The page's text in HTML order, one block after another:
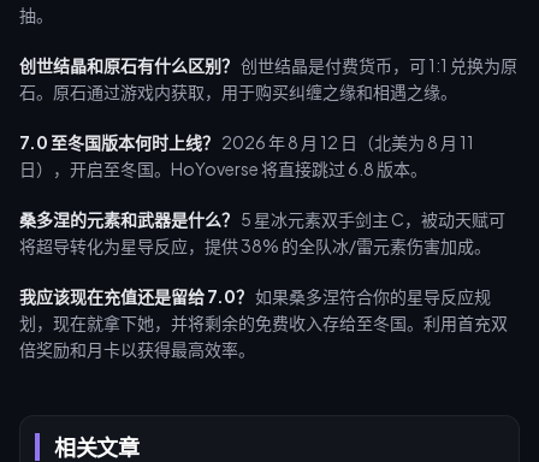
相关文章
抽。
创世结晶和原石有什么区别？ 创世结晶是付费货币，可 1:1 兑换为原
石。原石通过游戏内获取，用于购买纠缠之缘和相遇之缘。
7.0 至冬国版本何时上线？ 2026 年 8 月 12 日（北美为 8 月 11
日），开启至冬国。HoYoverse 将直接跳过 6.8 版本。
桑多涅的元素和武器是什么？ 5 星冰元素双手剑主 C，被动天赋可
将超导转化为星导反应，提供 38% 的全队冰/雷元素伤害加成。
我应该现在充值还是留给 7.0？ 如果桑多涅符合你的星导反应规
划，现在就拿下她，并将剩余的免费收入存给至冬国。利用首充双
倍奖励和月卡以获得最高效率。